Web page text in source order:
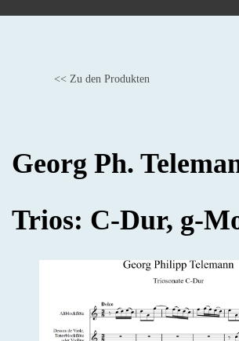
<< Zu den Produkten
Georg Ph.
Trios: C-Dur, g-